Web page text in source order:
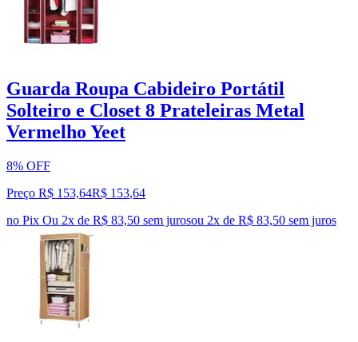
Guarda Roupa Cabideiro Portátil
Solteiro e Closet 8 Prateleiras Metal
Vermelho Yeet
8% OFF
Preço R$ 153,64R$ 153,64
no Pix Ou 2x de R$ 83,50 sem jurosou 2x de R$ 83,50 sem juros